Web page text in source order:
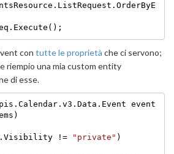
con tutte le proprietà che ci servono;
riempio una mia custom entity
di esse.
event
!= "private" )